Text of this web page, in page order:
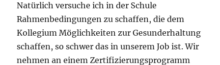
Natürlich versuche ich in der Schule
Rahmenbedingungen zu schaffen, die dem
Kollegium Möglichkeiten zur Gesunderhaltung
schaffen, so schwer das in unserem Job ist. Wir
nehmen an einem Zertifizierungsprogramm